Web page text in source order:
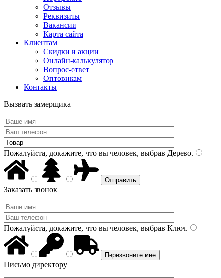
Отзывы
Реквизиты
Вакансии
Карта сайта
Клиентам
Скидки и акции
Онлайн-калькулятор
Вопрос-ответ
Оптовикам
Контакты
Вызвать замерщика
Пожалуйста, докажите, что вы человек, выбрав Дерево.
Заказать звонок
Пожалуйста, докажите, что вы человек, выбрав Ключ.
Письмо директору